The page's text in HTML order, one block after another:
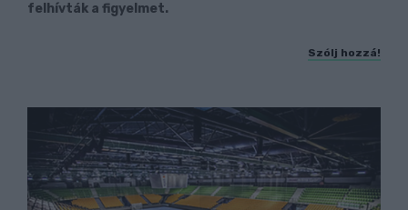
felhívták a figyelmet.
Szólj hozzá!